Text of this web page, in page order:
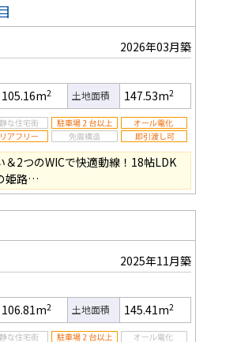
2026年03月築
105.16m2 土地面積 147.53m2
＆2つのWICで快適動線！18帖LDK
姫路…
2025年11月築
106.81m2 土地面積 145.41m2